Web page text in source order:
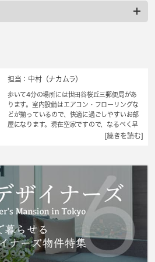
担当：中村（ナカムラ）
歩いて4分の場所には世田谷桜丘三郵便局があ
ります。室内設備はエアコン・フローリングな
どが揃っているので、快適に過ごしやすいお部
屋になります。現在空家ですので、なるべく早
くお部屋が見たいという方にもおすすめです。
ルコニー付きの物件です。住まいを探すにあた
であれば、 城南コミュニティにお任せくださ
い。
[続きを読む]